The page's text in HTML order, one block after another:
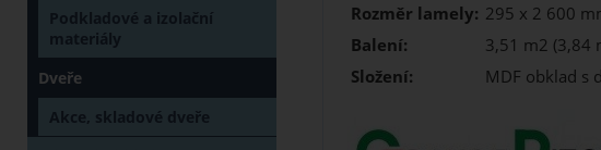
Rozměr lamely: 295 x 2 600
Balení:
3,51 m2 (3,84
Složení:
MDF obklad s
Podkladové a izolační
materiály
Dveře
Akce, skladové dveře